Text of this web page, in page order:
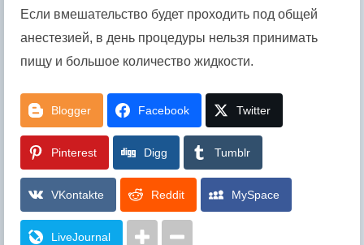
Если вмешательство будет проходить под общей
анестезией, в день процедуры нельзя принимать
пищу и большое количество жидкости.
Blogger Facebook Twitter
Pinterest Digg Tumblr
VKontakte Reddit MySpace
LiveJournal